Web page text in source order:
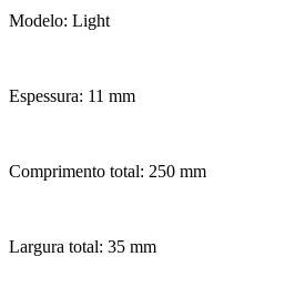
Modelo: Light
Espessura: 11 mm
Comprimento total: 250 mm
Largura total: 35 mm